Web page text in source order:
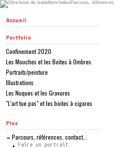
Accueil
Portfolio
Confinement 2020
Les Mouches et les Boites à Ombres
Portraits/peinture
Illustrations
Les Nuques et les Gravures
"L'art tue pas" et les boites à cigares
Plus
Parcours, références, contact...
Faire un portrait